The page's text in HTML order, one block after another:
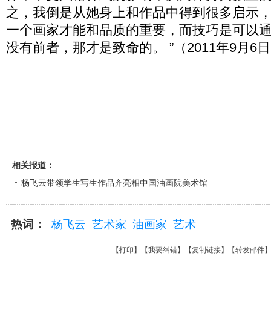
之，我倒是从她身上和作品中得到很多启示
一个画家才能和品质的重要，而技巧是可以
没有前者，那才是致命的。 ”（2011年9月6
相关报道：
杨飞云带领学生写生作品齐亮相中国油画院美术馆
热词： 杨飞云 艺术家 油画家 艺术
【打印 】【我要纠错】【复制链接】【转发邮件